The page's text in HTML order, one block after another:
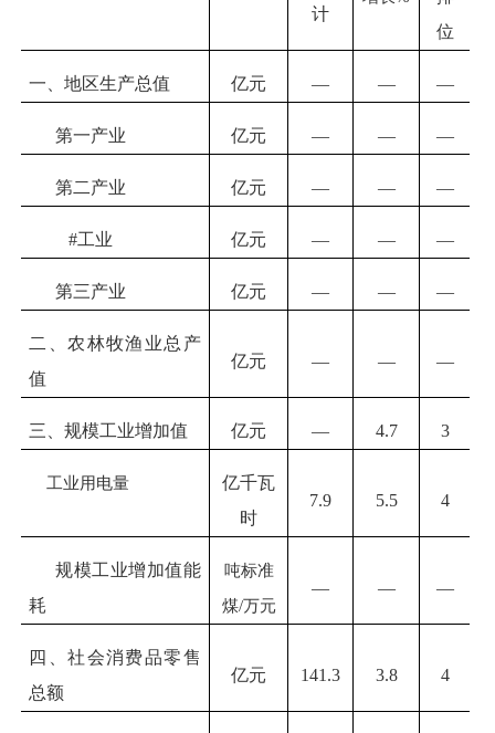
计
位
一、地区生产总值 亿元 — — —
第一产业 亿元 — — —
第二产业 亿元 — — —
#工业 亿元 — — —
第三产业 亿元 — — —
二、农林牧渔业总产
值
亿元 — — —
三、规模工业增加值 亿元 — 4.7 3
工业用电量
亿千瓦
时
7.9 5.5 4
规模工业增加值能
耗
吨标准
煤/万元
— — —
四、社会消费品零售
总额
亿元 141.3 3.8 4